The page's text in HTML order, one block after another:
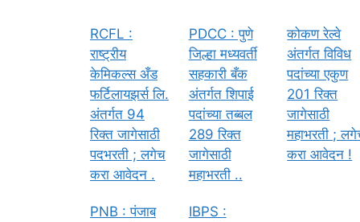
RCFL :
राष्ट्रीय
केमिकल्स अँड
फर्टिलायझर्स लि.
अंतर्गत 94
रिक्त जागेसाठी
पदभरती ; लगेच
करा आवेदन .
PDCC : पुणे
जिल्हा मध्यवर्ती
सहकारी बँक
अंतर्गत शिपाई
पदांच्या तब्बल
289 रिक्त
जागेसाठी
महाभरती ..
कोकण रेल्वे
अंतर्गत विविध
पदांच्या एकुण
201 रिक्त
जागेसाठी
महाभरती ;
करा आवेदन !
PNB : पंजाब
IBPS :